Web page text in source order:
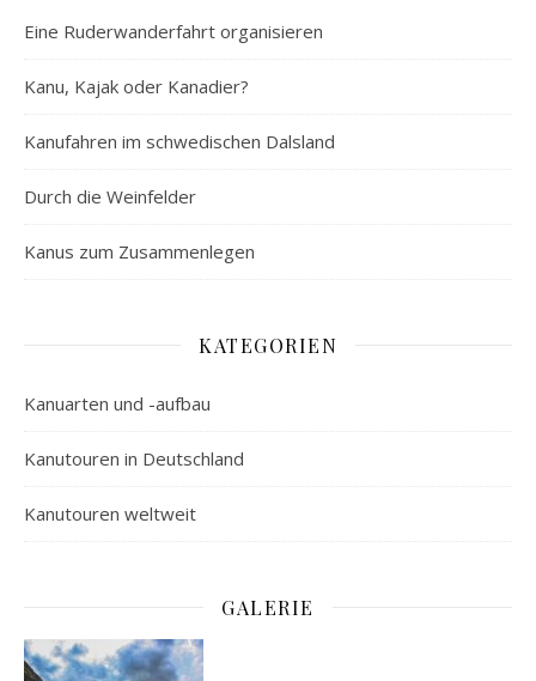
Eine Ruderwanderfahrt organisieren
Kanu, Kajak oder Kanadier?
Kanufahren im schwedischen Dalsland
Durch die Weinfelder
Kanus zum Zusammenlegen
KATEGORIEN
Kanuarten und -aufbau
Kanutouren in Deutschland
Kanutouren weltweit
GALERIE